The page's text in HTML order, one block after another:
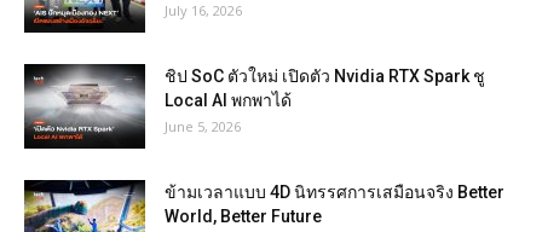
July 16, 2026
ชิป SoC ตัวใหม่ เปิดตัว Nvidia RTX Spark ชู
Local AI พกพาได้
June 5, 2026
ข้ามเวลาแบบ 4D นิทรรศการเสมือนจริง Better
World, Better Future